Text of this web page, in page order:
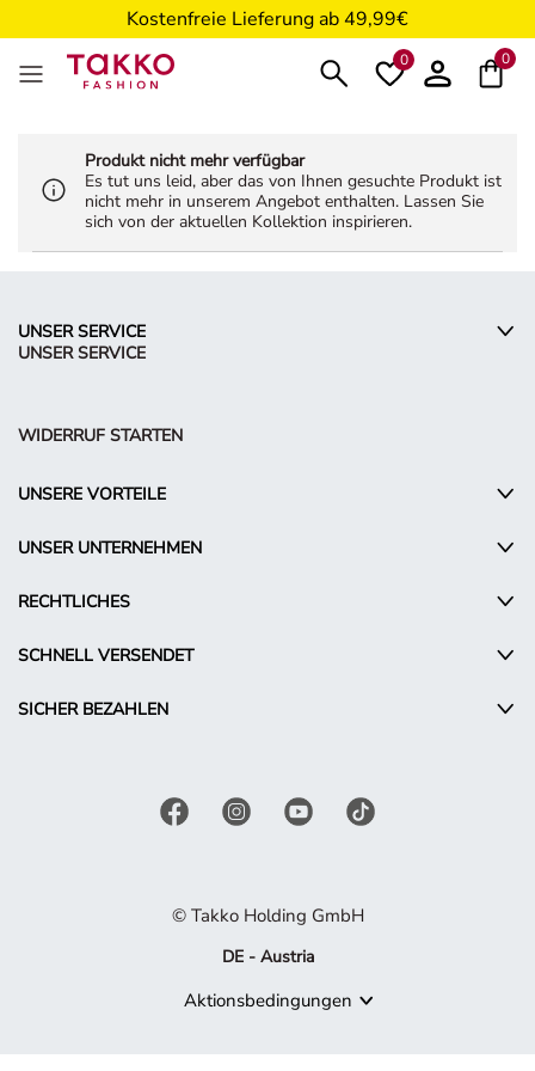
Kostenfreie Lieferung ab 49,99€
5€ Gutschein nach Registrierung*
0 0
Produkt nicht mehr verfügbar
Es tut uns leid, aber das von Ihnen gesuchte Produkt ist
nicht mehr in unserem Angebot enthalten. Lassen Sie
sich von der aktuellen Kollektion inspirieren.
UNSER SERVICE
UNSER SERVICE
WIDERRUF STARTEN
UNSERE VORTEILE
UNSER UNTERNEHMEN
RECHTLICHES
SCHNELL VERSENDET
SICHER BEZAHLEN
© Takko Holding GmbH
DE - Austria
Aktionsbedingungen